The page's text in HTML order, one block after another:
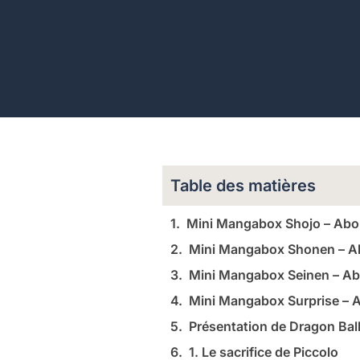
Table des matières
Mini Mangabox Shojo –
Mini Mangabox Shonen –
Mini Mangabox Seinen –
Mini Mangabox Surprise –
Présentation de Dragon
1. Le sacrifice de Piccolo